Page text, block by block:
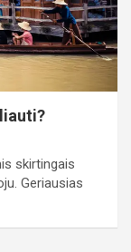
skirtingais
Geriausias